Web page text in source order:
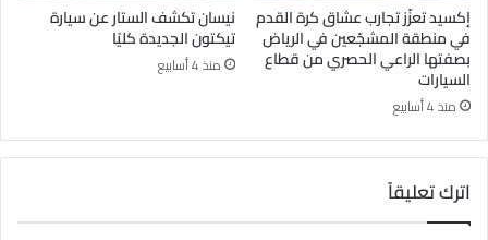
إكسيد تعزّز تجارب عشاق كرة القدم
في منطقة المشجّعين في الرياض
بصفتها الراعي الحصري من قطاع
السيارات
منذ 4 أسابيع
نيسان تكشف الستار عن سيارة
تيكتون الجديدة كليًا
منذ 4 أسابيع
اترك تعليقاً